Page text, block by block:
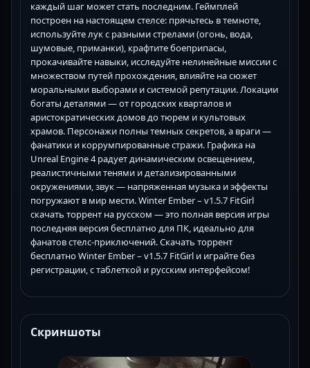
каждый шаг может стать последним. Геймплей
построен на настоящем стелсе: прячьтесь в темноте,
используйте лук с разными стрелами (огонь, вода,
шумовые, приманки), крафтите боеприпасы,
прокачивайте навыки, исследуйте нелинейные миссии с
множеством путей прохождения, влияйте на сюжет
моральными выборами и системой репутации. Локации
богаты деталями — от городских кварталов и
аристократических домов до тюрем и культовых
храмов. Персонажи полны темных секретов, а враги —
фанатики и коррумпированные стражи. Графика на
Unreal Engine 4 радует динамическим освещением,
реалистичными тенями и детализированными
окружениями, звук — напряженная музыка и эффекты
погружают в мир мести. Winter Ember – v1.5.7 FitGirl
скачать торрент на русском — это полная версия игры
последняя версия бесплатно для ПК, идеально для
фанатов стелс-приключений. Скачать торрент
бесплатно Winter Ember – v1.5.7 FitGirl и играйте без
регистрации, с таблеткой и русским интерфейсом!
Скриншоты